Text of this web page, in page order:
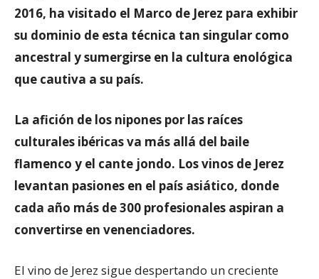
2016, ha visitado el Marco de Jerez para exhibir
su dominio de esta técnica tan singular como
ancestral y sumergirse en la cultura enológica
que cautiva a su país.
La afición de los nipones por las raíces
culturales ibéricas va más allá del baile
flamenco y el cante jondo. Los vinos de Jerez
levantan pasiones en el país asiático, donde
cada año más de 300 profesionales aspiran a
convertirse en venenciadores.
El vino de Jerez sigue despertando un creciente